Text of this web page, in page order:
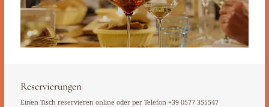
Reservierungen
Einen Tisch reservieren online oder per Telefon +39 0577 355547